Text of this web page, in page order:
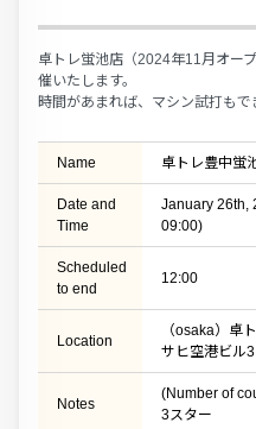
卓トレ蛍池店（2024年11月オー
催いたします。
時間があまれば、マシン試打もで
Name 卓トレ豊中蛍
Date and
Time
January 26th,
09:00)
Scheduled
to end
12:00
Location
（osaka）卓
サヒ空港ビル3
Notes
(Number of
3スター